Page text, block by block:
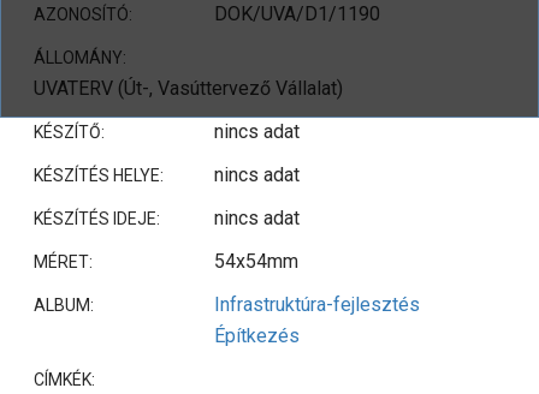
AZONOSÍTÓ: DOK/UVA/D1/1190
ÁLLOMÁNY:
UVATERV (Út-, Vasúttervező Vállalat)
KÉSZÍTŐ: nincs adat
KÉSZÍTÉS HELYE: nincs adat
KÉSZÍTÉS IDEJE: nincs adat
MÉRET: 54x54mm
ALBUM:
Infrastruktúra-fejlesztés
Építkezés
CÍMKÉK: